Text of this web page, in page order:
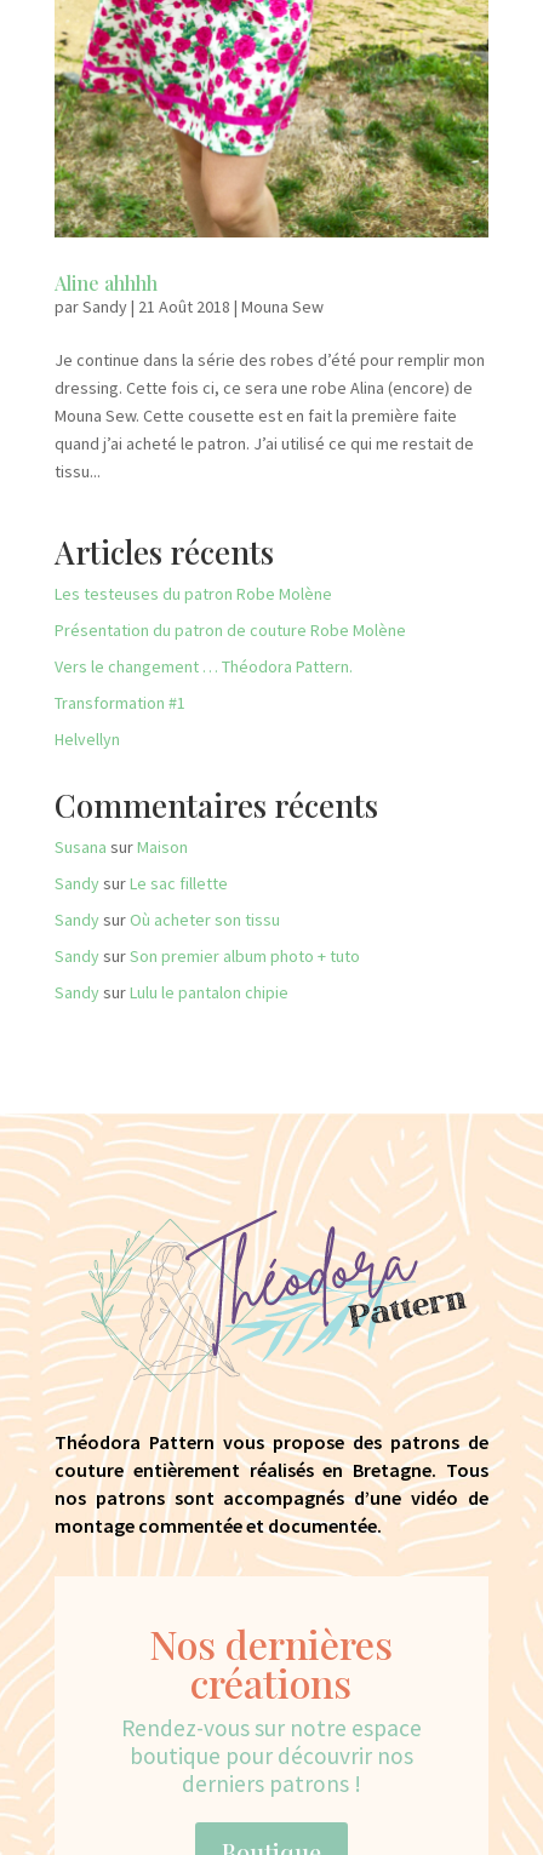
Aline ahhhh
parSandy| 21 Août 2018 | Mouna Sew
Je continue dans la série des robes d’été pour remplir mon
dressing. Cette fois ci, ce sera une robe Alina (encore) de
Mouna Sew. Cette cousette est en fait la première faite
quand j’ai acheté le patron. J’ai utilisé ce qui me restait de
tissu...
Articles récents
Les testeuses du patron Robe Molène
Présentation du patron de couture Robe Molène
Vers le changement … Théodora Pattern.
Transformation #1
Helvellyn
Commentaires récents
Susana surMaison
SandysurLe sac fillette
Sandysur Où acheter son tissu
SandysurSon premier album photo + tuto
SandysurLulu le pantalon chipie
Théodora Pattern vous propose des patrons de
couture entièrement réalisés en Bretagne. Tous
nos patrons sont accompagnés d’une vidéo de
montage commentée et documentée.
Nos dernières
créations
Rendez-vous sur notre espace
boutique pour découvrir nos
derniers patrons !